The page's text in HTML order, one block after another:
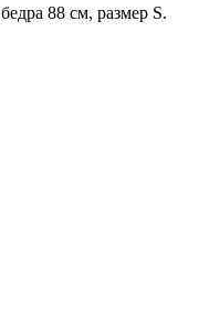
88 см, размер S.